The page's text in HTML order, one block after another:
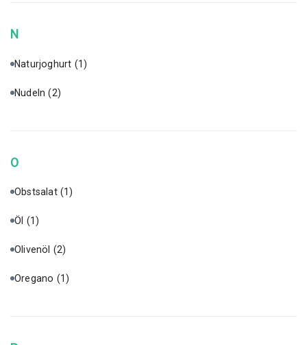
N
Naturjoghurt (1)
Nudeln(2)
O
Obstsalat (1)
Öl (1)
Olivenöl (2)
Oregano (1)